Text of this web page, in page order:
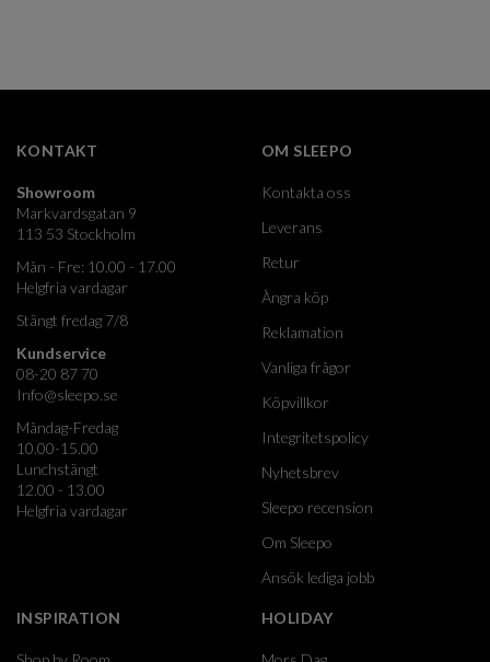
KONTAKT
Showroom
Markvardsgatan 9
113 53 Stockholm
Mån - Fre: 10.00 - 17.00
Helgfria vardagar
Stängt fredag 7/8
Kundservice
08-20 87 70
Info@sleepo.se
Måndag-Fredag
10.00-15.00
Lunchstängt
12.00 - 13.00
Helgfria vardagar
OM SLEEPO
Kontakta oss
Leverans
Retur
Ångra köp
Reklamation
Vanliga frågor
Köpvillkor
Integritetspolicy
Nyhetsbrev
Sleepo recension
Om Sleepo
Ansök lediga jobb
INSPIRATION HOLIDAY